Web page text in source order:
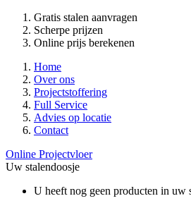
Gratis stalen aanvragen
Scherpe prijzen
Online prijs berekenen
Home
Over ons
Projectstoffering
Full Service
Advies op locatie
Contact
Online Projectvloer
Uw stalendoosje
U heeft nog geen producten in uw